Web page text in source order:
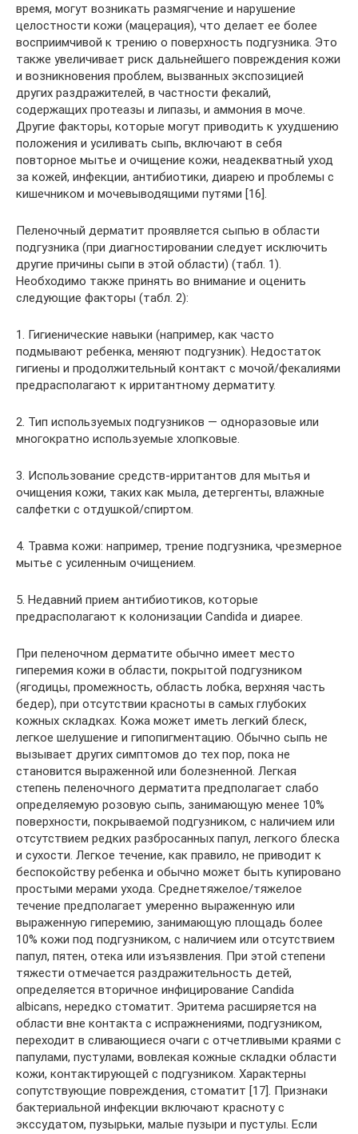
время, могут возникать размягчение и нарушение
целостности кожи (мацерация), что делает ее более
восприимчивой к трению о поверхность подгузника. Это
также увеличивает риск дальнейшего повреждения кожи
и возникновения проблем, вызванных экспозицией
других раздражителей, в частности фекалий,
содержащих протеазы и липазы, и аммония в моче.
Другие факторы, которые могут приводить к ухудшению
положения и усиливать сыпь, включают в себя
повторное мытье и очищение кожи, неадекватный уход
за кожей, инфекции, антибиотики, диарею и проблемы с
кишечником и мочевыводящими путями [16].
Пеленочный дерматит проявляется сыпью в области
подгузника (при диагностировании следует исключить
другие причины сыпи в этой области) (табл. 1).
Необходимо также принять во внимание и оценить
следующие факторы (табл. 2):
1. Гигиенические навыки (например, как часто
подмывают ребенка, меняют подгузник). Недостаток
гигиены и продолжительный контакт с мочой/фекалиями
предрасполагают к ирритантному дерматиту.
2. Тип используемых подгузников — одноразовые или
многократно используемые хлопковые.
3. Использование средств-ирритантов для мытья и
очищения кожи, таких как мыла, детергенты, влажные
салфетки с отдушкой/спиртом.
4. Травма кожи: например, трение подгузника, чрезмерное
мытье с усиленным очищением.
5. Недавний прием антибиотиков, которые
предрасполагают к колонизации Candida и диарее.
При пеленочном дерматите обычно имеет место
гиперемия кожи в области, покрытой подгузником
(ягодицы, промежность, область лобка, верхняя часть
бедер), при отсутствии красноты в самых глубоких
кожных складках. Кожа может иметь легкий блеск,
легкое шелушение и гипопигментацию. Обычно сыпь не
вызывает других симптомов до тех пор, пока не
становится выраженной или болезненной. Легкая
степень пеленочного дерматита предполагает слабо
определяемую розовую сыпь, занимающую менее 10%
поверхности, покрываемой подгузником, с наличием или
отсутствием редких разбросанных папул, легкого блеска
и сухости. Легкое течение, как правило, не приводит к
беспокойству ребенка и обычно может быть купировано
простыми мерами ухода. Среднетяжелое/тяжелое
течение предполагает умеренно выраженную или
выраженную гиперемию, занимающую площадь более
10% кожи под подгузником, с наличием или отсутствием
папул, пятен, отека или изъязвления. При этой степени
тяжести отмечается раздражительность детей,
определяется вторичное инфицирование Candida
albicans, нередко стоматит. Эритема расширяется на
области вне контакта с испражнениями, подгузником,
переходит в сливающиеся очаги с отчетливыми краями с
папулами, пустулами, вовлекая кожные складки области
кожи, контактирующей с подгузником. Характерны
сопутствующие повреждения, стоматит [17]. Признаки
бактериальной инфекции включают красноту с
экссудатом, пузырьки, малые пузыри и пустулы. Если